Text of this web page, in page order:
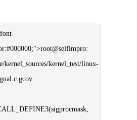
kernel_sources/kernel_test/linux-